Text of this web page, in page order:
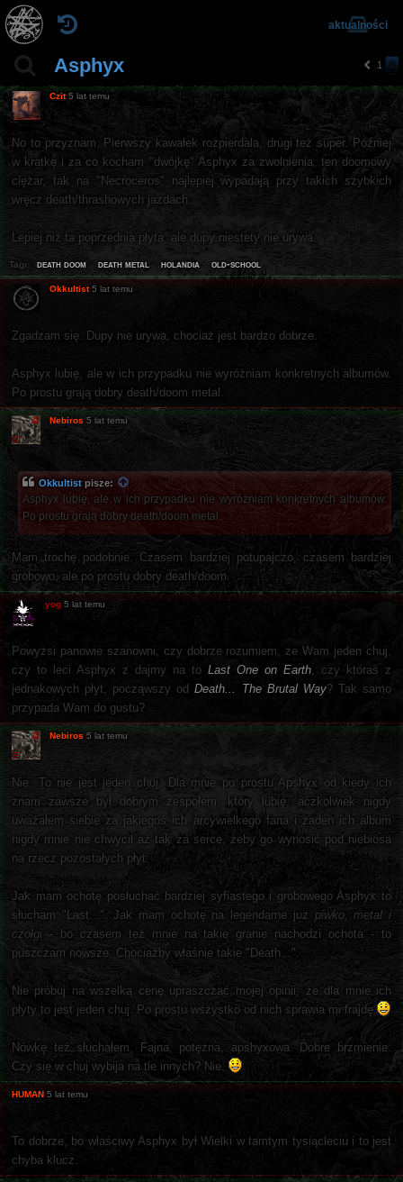
Asphyx
pr
e
d
ni
1 2
aktualności
Czit 5 lat temu
No to przyznam. Pierwszy kawałek rozpierdala, drugi też super. Później
w kratkę i za co kocham "dwójkę" Asphyx za zwolnienia, ten doomowy
ciężar, tak na "Necroceros" najlepiej wypadają przy takich szybkich
wręcz death/thrashowych jazdach.
Lepiej niż ta poprzednia płyta, ale dupy niestety nie urywa.
Tagi: death doom death metal holandia old-school
Okkultist 5 lat temu
Zgadzam się. Dupy nie urywa, chociaż jest bardzo dobrze.
Asphyx lubię, ale w ich przypadku nie wyróżniam konkretnych albumów.
Po prostu grają dobry death/doom metal.
Nebiros 5 lat temu
Okkultist pisze:
Asphyx lubię, ale w ich przypadku nie wyróżniam konkretnych albumów.
Po prostu grają dobry death/doom metal.
Mam trochę podobnie. Czasem bardziej potupajczo, czasem bardziej
grobowo, ale po prostu dobry death/doom.
yog 5 lat temu
Powyżsi panowie szanowni, czy dobrze rozumiem, że Wam jeden chuj,
czy to leci Asphyx z dajmy na to Last One on Earth, czy któraś z
jednakowych płyt, począwszy odDeath... The Brutal Way? Tak samo
przypada Wam do gustu?
Nebiros 5 lat temu
Nie. To nie jest jeden chuj. Dla mnie po prostu Apshyx od kiedy ich
znam zawsze był dobrym zespołem, który lubię, aczkolwiek nigdy
uważałem siebie za jakiegoś ich arcywielkego fana i żaden ich album
nigdy mnie nie chwycił aż tak za serce, żeby go wynosić pod niebiosa
na rzecz pozostałych płyt.
Jak mam ochotę posłuchać bardziej syfiastego i grobowego Asphyx to
słucham "Last...". Jak mam ochotę na legendarne już piwko, metal i
czołgi - bo czasem też mnie na takie granie nachodzi ochota - to
puszczam nowsze. Chociażby właśnie takie "Death...".
Nie próbuj na wszelką cenę upraszczać mojej opinii, że dla mnie ich
płyty to jest jeden chuj. Po prostu wszystko od nich sprawia mi frajdę
Nówkę też słuchałem. Fajna, potężna, apshyxowa. Dobre brzmienie.
Czy się w chuj wybija na tle innych? Nie.
HUMAN 5 lat temu
To dobrze, bo właściwy Asphyx był Wielki w tamtym tysiącleciu i to jest
chyba klucz.